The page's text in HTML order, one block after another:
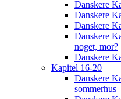
Danskere
Danskere
Danskere
Danskere
noget, mor?
Danskere
Kapitel 16-20
Danskere
sommerhus